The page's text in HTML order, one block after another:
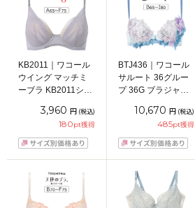
KB2011｜ワコール
ウイング マッチミ
ーブラ KB2011シリ
品 ABCDEFカップ
65/70/75/80/85cm
3,960 円 (税込)
180pt獲得
BTJ436｜ワコール
サルート 36グルー
プ 36G ブラジャー
BCDEFGHIカップ
65/70/75/80/85cm
10,670 円 (税込)
485pt獲得